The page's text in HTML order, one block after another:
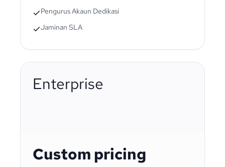
Pengurus Akaun Dedikasi
Jaminan SLA
Enterprise
Custom pricing